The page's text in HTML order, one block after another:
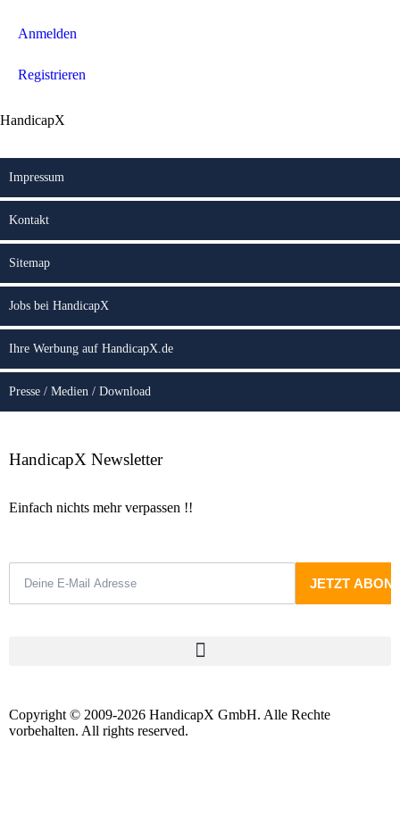
Anmelden
Registrieren
HandicapX
Impressum
Kontakt
Sitemap
Jobs bei HandicapX
Ihre Werbung auf HandicapX.de
Presse / Medien / Download
HandicapX Newsletter
Einfach nichts mehr verpassen !!
Copyright © 2009-2026 HandicapX GmbH. Alle Rechte
vorbehalten. All rights reserved.